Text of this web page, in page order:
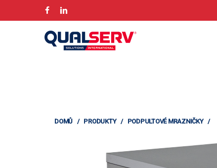
na
FACEBOOKLINKEDIN
DOMŮ / PRODUKTY / PODPULTOVÉ MRAZNIČKY /